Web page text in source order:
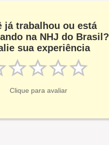
já trabalhou ou está
na NHJ do Brasil?
sua experiência
Clique para avaliar